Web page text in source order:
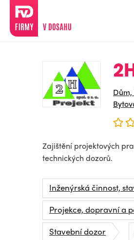
Zajištění projektových
technických dozorů.
Inženýrská činnost,
Projekce, dopravní a
Stavební dozor